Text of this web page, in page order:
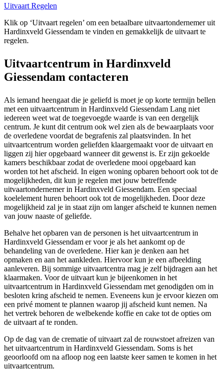
Uitvaart Regelen
Klik op ‘Uitvaart regelen’ om een betaalbare uitvaartondernemer uit
Hardinxveld Giessendam te vinden en gemakkelijk de uitvaart te
regelen.
Uitvaartcentrum in Hardinxveld
Giessendam contacteren
Als iemand heengaat die je geliefd is moet je op korte termijn bellen
met een uitvaartcentrum in Hardinxveld Giessendam Lang niet
iedereen weet wat de toegevoegde waarde is van een dergelijk
centrum. Je kunt dit centrum ook wel zien als de bewaarplaats voor
de overledene voordat de begrafenis zal plaatsvinden. In het
uitvaartcentrum worden geliefden klaargemaakt voor de uitvaart en
liggen zij hier opgebaard wanneer dit gewenst is. Er zijn gekoelde
kamers beschikbaar zodat de overledene mooi opgebaard kan
worden tot het afscheid. In eigen woning opbaren behoort ook tot de
mogelijkheden, dit kun je regelen met jouw betreffende
uitvaartondernemer in Hardinxveld Giessendam. Een speciaal
koelelement huren behoort ook tot de mogelijkheden. Door deze
mogelijkheid zal je in staat zijn om langer afscheid te kunnen nemen
van jouw naaste of geliefde.
Behalve het opbaren van de personen is het uitvaartcentrum in
Hardinxveld Giessendam er voor je als het aankomt op de
behandeling van de overledene. Hier kan je denken aan het
opmaken en aan het aankleden. Hiervoor kun je een afbeelding
aanleveren. Bij sommige uitvaartcentra mag je zelf bijdragen aan het
klaarmaken. Voor de uitvaart kun je bijeenkomen in het
uitvaartcentrum in Hardinxveld Giessendam met genodigden om in
besloten kring afscheid te nemen. Eveneens kun je ervoor kiezen om
een privé moment te plannen waarop jij afscheid kunt nemen. Na
het vertrek behoren de welbekende koffie en cake tot de opties om
de uitvaart af te ronden.
Op de dag van de crematie of uitvaart zal de rouwstoet afreizen van
het uitvaartcentrum in Hardinxveld Giessendam. Soms is het
geoorloofd om na afloop nog een laatste keer samen te komen in het
uitvaartcentrum.